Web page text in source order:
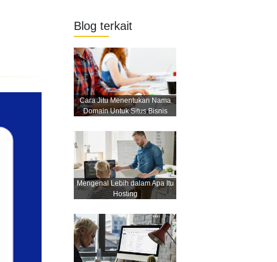
Blog terkait
Cara Jitu Menentukan Nama
Domain Untuk Situs Bisnis
Mengenal Lebih dalam Apa Itu
Hosting